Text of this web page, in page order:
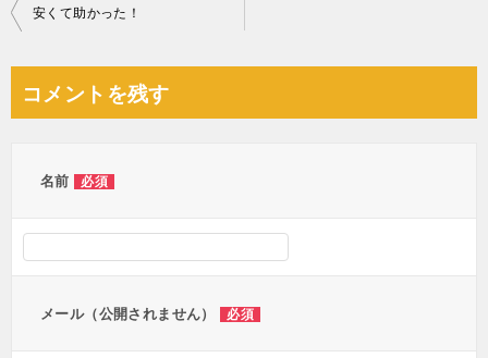
投
ビ
安くて助かった！
コメントを残す
名前 必須
メール（公開されません） 必須